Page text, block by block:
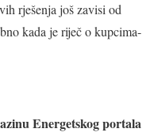
rješenja još zavisi od
kada je riječ o kupcima-
Energetskog portala